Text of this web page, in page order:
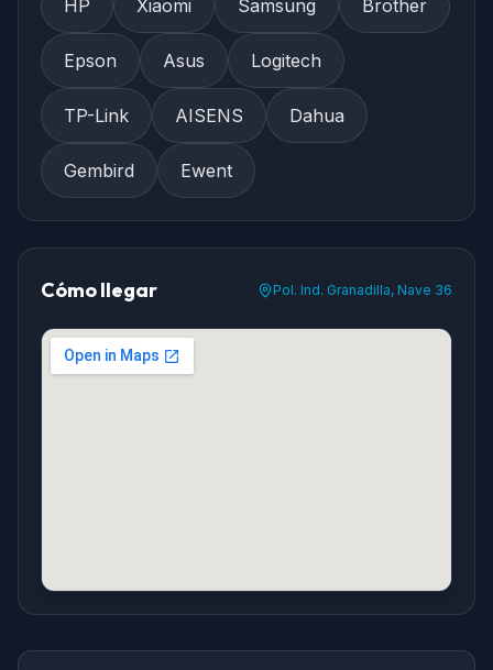
HP Xiaomi Samsung Brother
Epson Asus Logitech
TP-Link AISENS Dahua
Gembird Ewent
Cómo llegar Pol. Ind. Granadilla, Nave 36